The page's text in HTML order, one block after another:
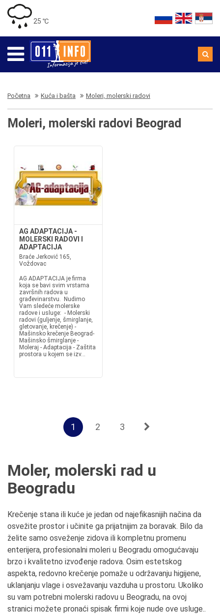
25 ℃
Početna Kuća i bašta Moleri, molerski radovi
Moleri, molerski radovi Beograd
AG ADAPTACIJA -
MOLERSKI RADOVI I
ADAPTACIJA
Braće Jerković 165,
Voždovac
AG ADAPTACIJA je firma
koja se bavi svim vrstama
završnih radova u
građevinarstvu. Nudimo
Vam sledeće molerske
radove i usluge: - Molerski
radovi (guljenje, šmirglanje,
gletovanje, krečenje) -
Mašinsko krečenje Beograd-
Mašinsko šmirglanje -
Moleraj - Adaptacija - Zaštita
prostora u kojem se izv...
1 2 3
Moler, molerski rad u
Beogradu
Krečenje stana ili kuće je jedan od najefikasnijih načina da
osvežite prostor i učinite ga prijatnijim za boravak. Bilo da
želite samo osveženje zidova ili kompletnu promenu
enterijera, profesionalni moleri u Beogradu omogućavaju
brzo i kvalitetno izvođenje radova. Osim estetskog
aspekta, redovno krečenje pomaže u održavanju higijene,
uklanjanju vlage i osvežavanju vazduha u prostoru. Ukoliko
su vam potrebni molerski radovu u Beogradu, na ovoj
stranici možete pronaći spisak firmi koje nude ove usluge..